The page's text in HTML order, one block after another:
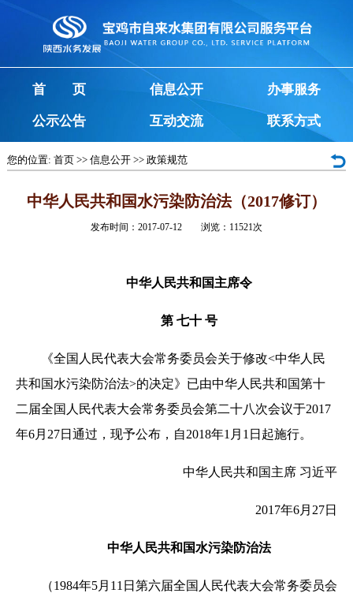
首 页 信息公开 办事服务
公示公告 互动交流 联系方式
您的位置: 首页>> 信息公开>> 政策规范
中华人民共和国水污染防治法（2017修订）
发布时间：2017-07-12 浏览： 11521次
中华人民共和国主席令
第 七十 号
《全国人民代表大会常务委员会关于修改<中华人民
共和国水污染防治法>的决定》已由中华人民共和国第十
二届全国人民代表大会常务委员会第二十八次会议于2017
年6月27日通过，现予公布，自2018年1月1日起施行。
中华人民共和国主席 习近平
2017年6月27日
中华人民共和国水污染防治法
（1984年5月11日第六届全国人民代表大会常务委员会